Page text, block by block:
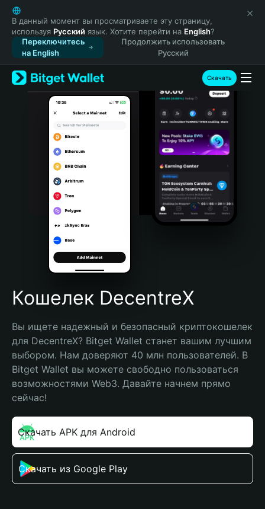
English
日本語
Tiếng Việt
Русский
Español (Latinoamérica)
Türkçe
Italiano
Português (Portugal)
Bahasa Indonesia
Português (Brasil)
Español (Argentina)
В данный момент вы просматриваете эту страницу,
используя Русский язык. Хотите перейти на English?
Переключитесь
на English
Продолжить использовать
Русский
Скачать
Кошелек DecentreX
Вы ищете надежный и безопасный криптокошелек
для DecentreX? Bitget Wallet станет вашим лучшим
выбором. Нам доверяют 40 млн пользователей. В
Bitget Wallet вы можете свободно пользоваться
возможностями Web3. Давайте начнем прямо
сейчас!
Скачать APK для Android
Скачать из Google Play